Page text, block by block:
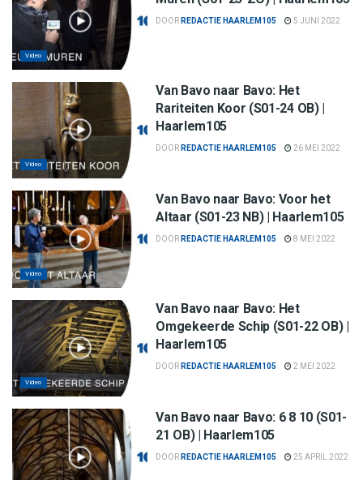
Video
DOOR REDACTIE HAARLEM105 5 JUNI 2022
Video
Van Bavo naar Bavo: Het
Rariteiten Koor (S01-24 OB) |
Haarlem105
DOOR REDACTIE HAARLEM105 26 MEI 2022
Video
Van Bavo naar Bavo: Voor het
Altaar (S01-23 NB) | Haarlem105
DOOR REDACTIE HAARLEM105 8 MEI 2022
Video
Van Bavo naar Bavo: Het
Omgekeerde Schip (S01-22 OB) |
Haarlem105
DOOR REDACTIE HAARLEM105 2 MEI 2022
Van Bavo naar Bavo: 6 8 10 (S01-
21 OB) | Haarlem105
DOOR REDACTIE HAARLEM105 25 APRIL 2022